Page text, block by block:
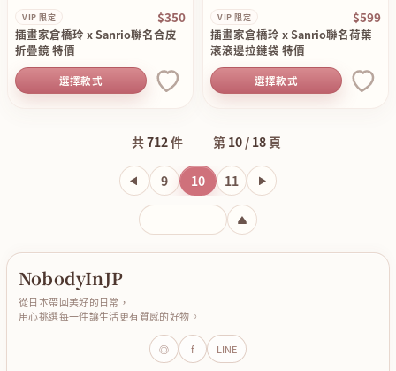
VIP 限定 $350
插畫家倉橋玲 x Sanrio聯名合皮
折疊鏡 特價
選擇款式
VIP 限定 $599
插畫家倉橋玲 x Sanrio聯名荷葉
滾滾邊拉鏈袋 特價
選擇款式
共712件 第 10 / 18 頁
9 10 11
輸入頁碼
NobodyInJP
從日本帶回美好的日常，
用心挑選每一件讓生活更有質感的好物。
◎ f LINE